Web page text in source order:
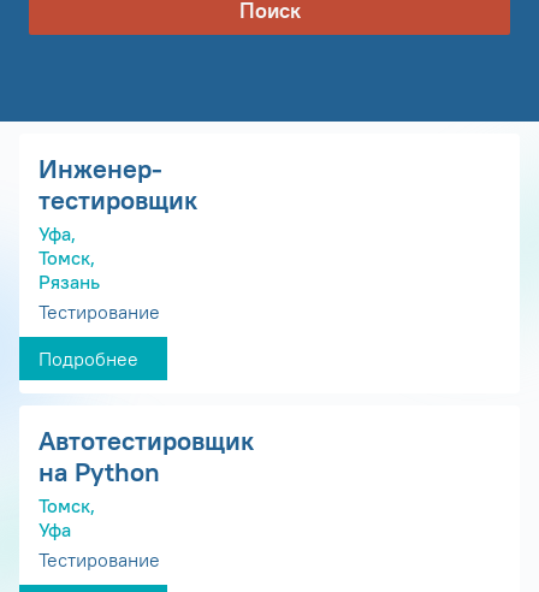
Поиск
Инженер-
тестировщик
Уфа,
Томск,
Рязань
Тестирование
Подробнее
Автотестировщик
на Python
Томск,
Уфа
Тестирование